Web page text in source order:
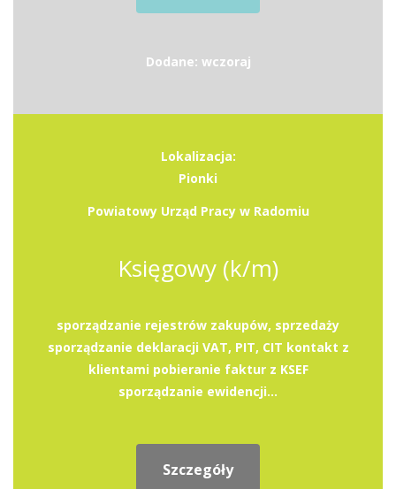
Dodane: wczoraj
Lokalizacja:
Pionki
Powiatowy Urząd Pracy w Radomiu
Księgowy (k/m)
sporządzanie rejestrów zakupów, sprzedaży
sporządzanie deklaracji VAT, PIT, CIT kontakt z
klientami pobieranie faktur z KSEF
sporządzanie ewidencji...
Szczegóły